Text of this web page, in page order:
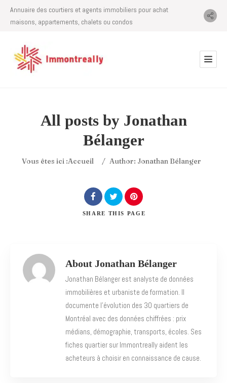
Annuaire des courtiers et agents immobiliers pour achat
maisons, appartements, chalets ou condos
All posts by Jonathan
Bélanger
Vous êtes ici :Accueil / Author: Jonathan Bélanger
SHARE THIS PAGE
About Jonathan Bélanger
Jonathan Bélanger est analyste de données
immobilières et urbaniste de formation. Il
documente l’évolution des 30 quartiers de
Montréal avec des données chiffrées : prix
médians, démographie, transports, écoles. Ses
fiches quartier sur Immontreally aident les
acheteurs à choisir en connaissance de cause.